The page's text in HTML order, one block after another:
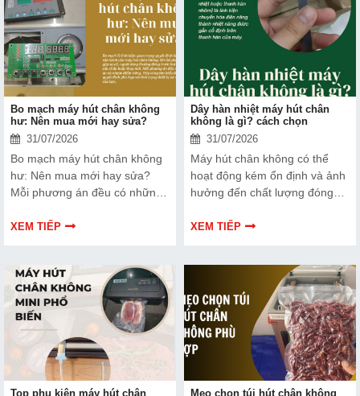
thêm thông tin và giúp bạn đưa
ra lựa chọn phù hợp, hiệu quả
hơn nhé!
Bo mạch máy hút chân không
hư: Nên mua mới hay sửa?
31/07/2026
Bo mạch máy hút chân không
hư: Nên mua mới hay sửa?
Mỗi phương án đều có những
cùng tìm hiểu để đưa ra quyết
XEM TIẾP
Dây hàn nhiệt máy hút chân
không là gì? cách chọn
31/07/2026
Máy hút chân không có thể
hoạt động kém ổn định và ảnh
hưởng đến chất lượng đóng
Bài viết dưới đây sẽ giúp bạn
XEM TIẾP
Top phụ kiện máy hút chân
Mẹo chọn túi hút chân không